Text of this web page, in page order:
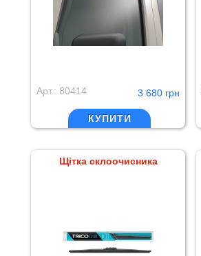
Арт.: 80414 3 680 грн
КУПИТИ
Щітка склоочисника